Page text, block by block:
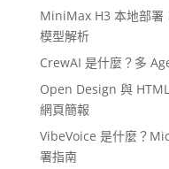
MiniMax H3 本地部署
模型解析
CrewAI 是什麼？多
Open Design 與
網頁簡報
VibeVoice 是什麼？
署指南